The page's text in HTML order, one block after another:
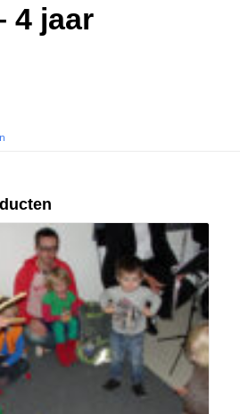
4 jaar